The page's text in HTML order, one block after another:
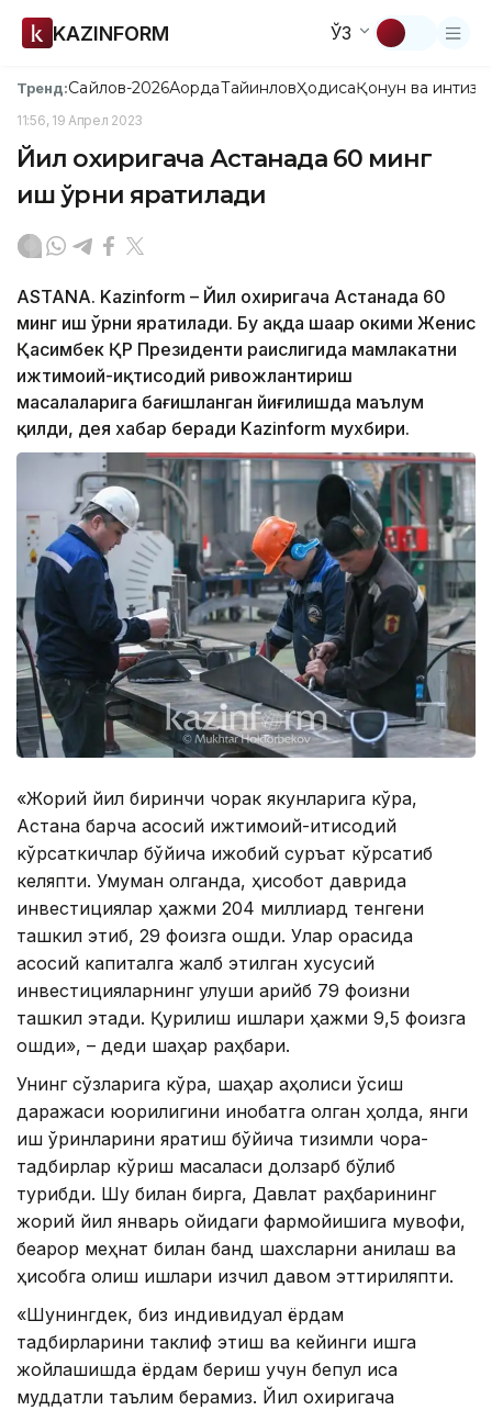
KAZINFORM ЎЗ
Тренд:Сайлов-2026АқордаТайинловҲодисаҚонун ва
11:56, 19 Апрел 2023
Йил охиригача Астанада 60 минг
иш ўрни яратилади
ASTANA. Kazinform – Йил охиригача Астанада 60
минг иш ўрни яратилади. Бу ҳақда шаҳар ҳокими Женис
Қасимбек ҚР Президенти раислигида мамлакатни
ижтимоий-иқтисодий ривожлантириш
масалаларига бағишланган йиғилишда маълум
қилди, дея хабар беради Kazinform мухбири.
«Жорий йил биринчи чорак якунларига кўра,
Астана барча асосий ижтимоий-иқтисодий
кўрсаткичлар бўйича ижобий суръат кўрсатиб
келяпти. Умуман олганда, ҳисобот даврида
инвестициялар ҳажми 204 миллиард тенгени
ташкил этиб, 29 фоизга ошди. Улар орасида
асосий капиталга жалб этилган хусусий
инвестицияларнинг улуши қарийб 79 фоизни
ташкил этади. Қурилиш ишлари ҳажми 9,5 фоизга
ошди», – деди шаҳар раҳбари.
Унинг сўзларига кўра, шаҳар аҳолиси ўсиш
даражаси юқорилигини инобатга олган ҳолда, янги
иш ўринларини яратиш бўйича тизимли чора-
тадбирлар кўриш масаласи долзарб бўлиб
турибди. Шу билан бирга, Давлат раҳбарининг
жорий йил январь ойидаги фармойишига мувофиқ,
беқарор меҳнат билан банд шахсларни аниқлаш ва
ҳисобга олиш ишлари изчил давом эттириляпти.
«Шунингдек, биз индивидуал ёрдам
тадбирларини таклиф этиш ва кейинги ишга
жойлашишда ёрдам бериш учун бепул қисқа
муддатли таълим берамиз. Йил охиригача